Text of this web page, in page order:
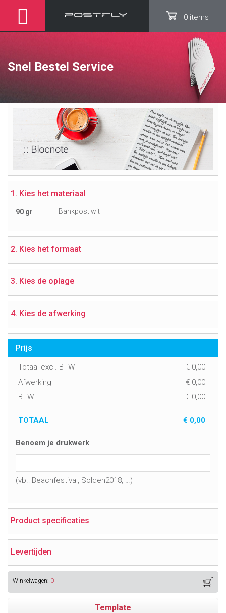
0 items
Snel Bestel Service
1. Kies het materiaal
90 gr Bankpost wit
2. Kies het formaat
3. Kies de oplage
4. Kies de afwerking
Prijs
Totaal excl. BTW € 0,00
Afwerking
€ 0,00
BTW
€ 0,00
TOTAAL € 0,00
Benoem je drukwerk
(vb.: Beachfestival, Solden2018, …)
Product specificaties
Levertijden
Winkelwagen: 0
Template